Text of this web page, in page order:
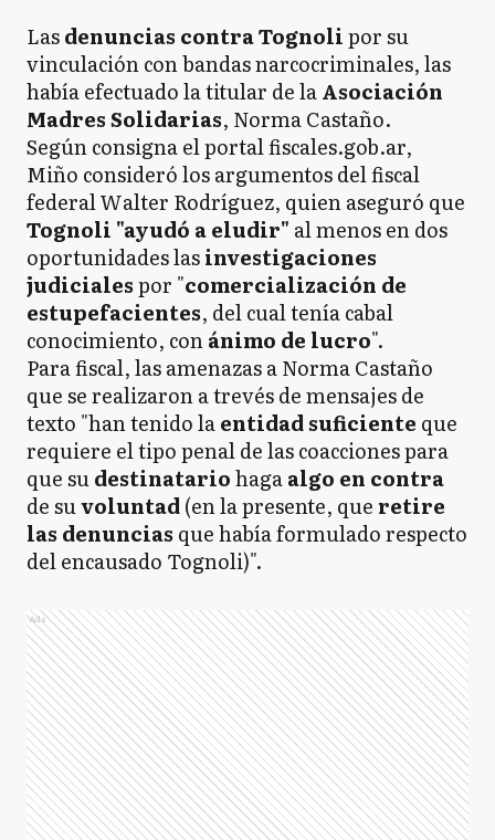
Lasdenuncias contra Tognolipor su
vinculación con bandas narcocriminales, las
había efectuado la titular de laAsociación
Madres Solidarias, Norma Castaño.
Según consigna el portal fiscales.gob.ar,
Miño consideró los argumentos del fiscal
federal Walter Rodríguez, quien aseguró que
Tognoli "ayudó a eludir" al menos en dos
oportunidades lasinvestigaciones
judicialespor "comercialización de
estupefacientes, del cual tenía cabal
conocimiento, conánimo de lucro".
Para fiscal, las amenazas a Norma Castaño
que se realizaron a trevés de mensajes de
texto "han tenido laentidad suficiente que
requiere el tipo penal de las coacciones para
que sudestinatariohagaalgo en contra
de suvoluntad(en la presente, que retire
las denuncias que había formulado respecto
del encausado Tognoli)".
Ads